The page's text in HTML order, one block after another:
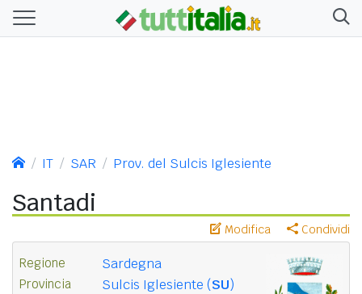
IT SAR Prov. del Sulcis Iglesiente
Santadi
Modifica Condividi
Regione Sardegna
Provincia Sulcis Iglesiente (SU)